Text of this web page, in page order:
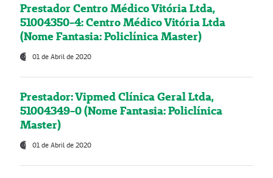
Prestador Centro Médico Vitória Ltda,
51004350-4: Centro Médico Vitória Ltda
(Nome Fantasia: Policlínica Master)
01 de Abril de 2020
Prestador: Vipmed Clínica Geral Ltda,
51004349-0 (Nome Fantasia: Policlínica
Master)
01 de Abril de 2020